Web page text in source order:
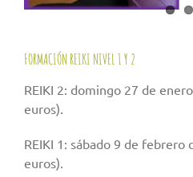
FORMACIÓN REIKI NIVEL 1 Y 2
REIKI 2: domingo 27 de
euros).
REIKI 1: sábado 9 de febrero
euros).